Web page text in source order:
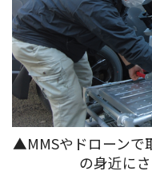
▲MMSやドローンで
の身近に